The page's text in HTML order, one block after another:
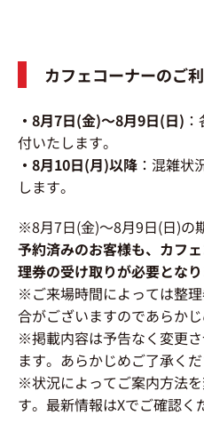
カフェコーナーのご
・8月7日(金)～8月9日(日)
付いたします。
・8月10日(月)以降 ：混雑状
します。
※8月7日(金)～8月9日(日)の
予約済みのお客様も、カフ
理券の受け取りが必要となり
※ご来場時間によっては整
合がございますのであらかじ
※掲載内容は予告なく変更
ます。あらかじめご了承くだ
※状況によってご案内方法
す。最新情報はXでご確認く